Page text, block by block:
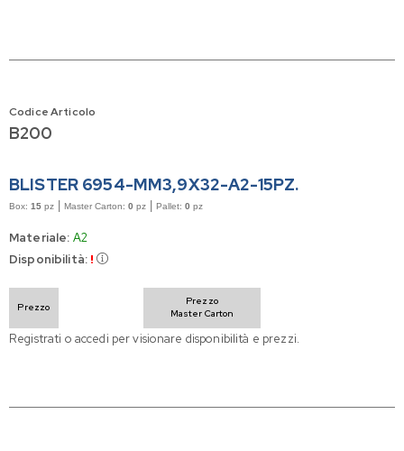
Codice Articolo
B200
BLISTER 6954-MM3,9X32-A2-15PZ.
Box: 15 pz Master Carton: 0 pz Pallet: 0 pz
Materiale: A2
Disponibilità: !
Prezzo
Prezzo
Master Carton
Registrati o accedi per visionare disponibilità e prezzi.